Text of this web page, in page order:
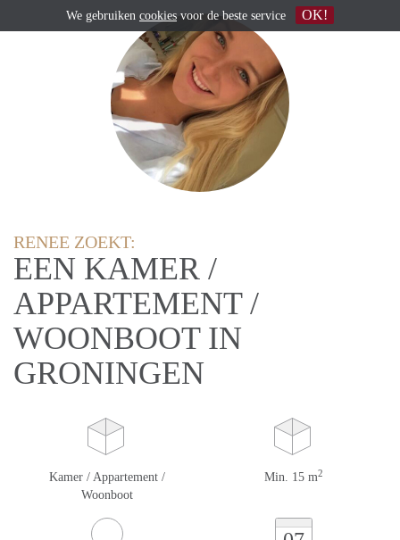
RENEE ZOEKT:
EEN KAMER /
APPARTEMENT /
WOONBOOT IN
GRONINGEN
Kamer / Appartement /
Woonboot
Min. 15 m2
We gebruiken cookies voor de beste service OK!